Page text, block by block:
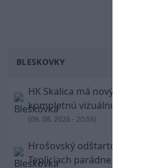
BLESKOVKY
HK Skalica má nový znak.
kompletnú vizuálnu identitu
(09. 08. 2026 - 20:56)
Hrošovský odštartoval
Tepliciach parádne skóroval